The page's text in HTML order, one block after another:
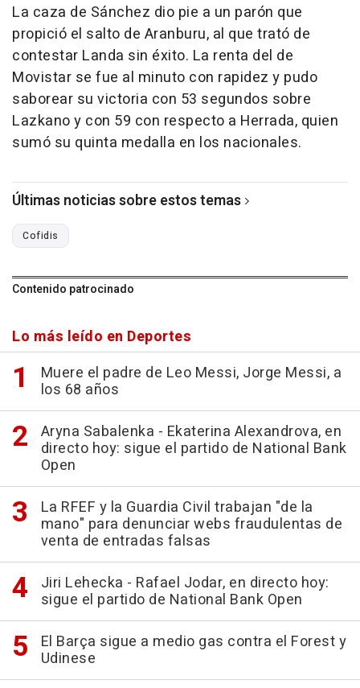
La caza de Sánchez dio pie a un parón que
propició el salto de Aranburu, al que trató de
contestar Landa sin éxito. La renta del de
Movistar se fue al minuto con rapidez y pudo
saborear su victoria con 53 segundos sobre
Lazkano y con 59 con respecto a Herrada, quien
sumó su quinta medalla en los nacionales.
Últimas noticias sobre estos temas
Cofidis
Contenido patrocinado
Lo más leído en Deportes
Muere el padre de Leo Messi, Jorge Messi, a
los 68 años
Aryna Sabalenka - Ekaterina Alexandrova, en
directo hoy: sigue el partido de National Bank
Open
La RFEF y la Guardia Civil trabajan "de la
mano" para denunciar webs fraudulentas de
venta de entradas falsas
Jiri Lehecka - Rafael Jodar, en directo hoy:
sigue el partido de National Bank Open
El Barça sigue a medio gas contra el Forest y
Udinese